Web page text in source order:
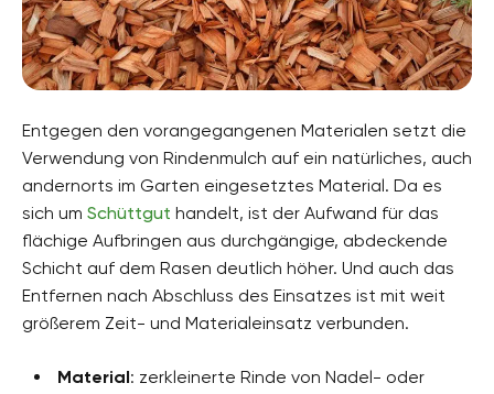
Entgegen den vorangegangenen Materialen setzt die
Verwendung von Rindenmulch auf ein natürliches, auch
andernorts im Garten eingesetztes Material. Da es
sich um Schüttgut handelt, ist der Aufwand für das
flächige Aufbringen aus durchgängige, abdeckende
Schicht auf dem Rasen deutlich höher. Und auch das
Entfernen nach Abschluss des Einsatzes ist mit weit
größerem Zeit- und Materialeinsatz verbunden.
Material: zerkleinerte Rinde von Nadel- oder